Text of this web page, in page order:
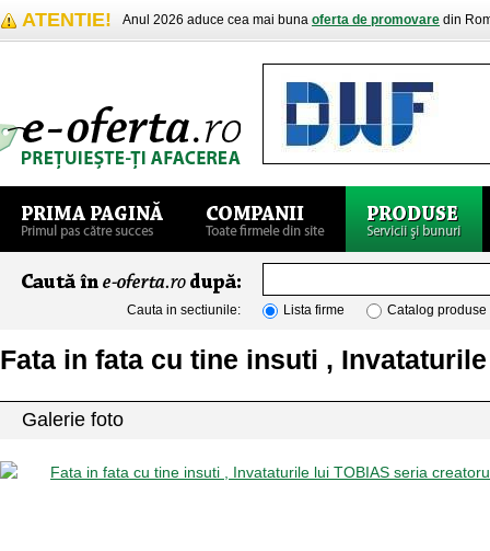
ATENTIE! Anul 2026 aduce cea mai buna oferta de promovare din
Cauta in sectiunile: Lista firme Catalog produse
Fata in fata cu tine insuti ,
Galerie foto